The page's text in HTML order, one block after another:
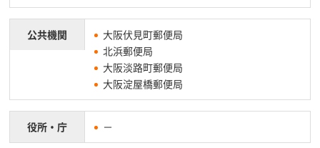
公共機関
大阪伏見町郵便局
北浜郵便局
大阪淡路町郵便局
大阪淀屋橋郵便局
役所・庁 －